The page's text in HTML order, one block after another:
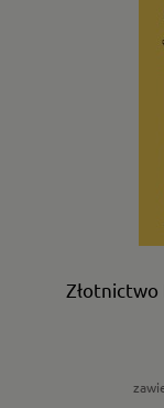
Złotnictwo